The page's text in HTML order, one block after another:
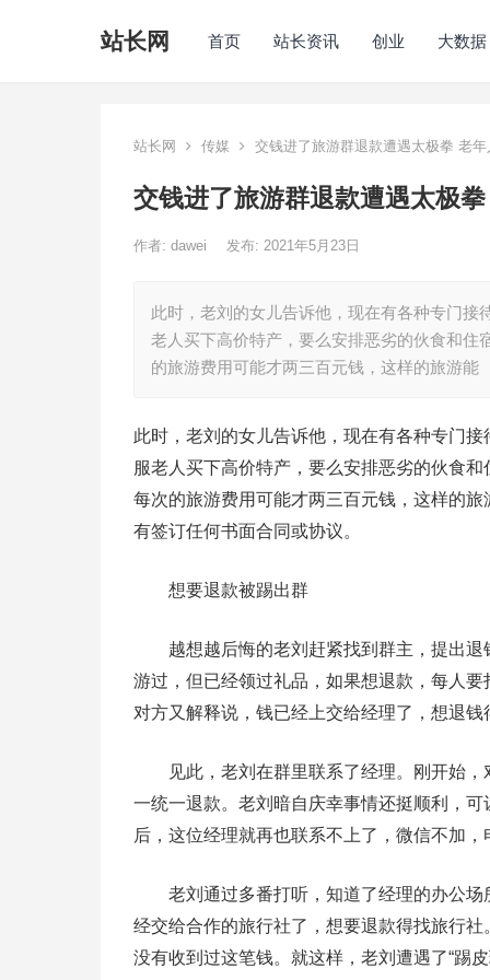
站长网 首页 站长资讯 创业 大数据
站长网 传媒 交钱进了旅游群退款遭遇太极拳 老
交钱进了旅游群退款遭遇太极
作者: dawei 发布: 2021年5月23日
此时，老刘的女儿告诉他，现在有各种专门
老人买下高价特产，要么安排恶劣的伙食和住
的旅游费用可能才两三百元钱，这样的旅游能
此时，老刘的女儿告诉他，现在有各种专门
服老人买下高价特产，要么安排恶劣的伙食
每次的旅游费用可能才两三百元钱，这样的
有签订任何书面合同或协议。
想要退款被踢出群
越想越后悔的老刘赶紧找到群主，提出退
游过，但已经领过礼品，如果想退款，每人
对方又解释说，钱已经上交给经理了，想退钱
见此，老刘在群里联系了经理。刚开始，
一统一退款。老刘暗自庆幸事情还挺顺利，
后，这位经理就再也联系不上了，微信不加，
老刘通过多番打听，知道了经理的办公场
经交给合作的旅行社了，想要退款得找旅行
没有收到过这笔钱。就这样，老刘遭遇了“踢